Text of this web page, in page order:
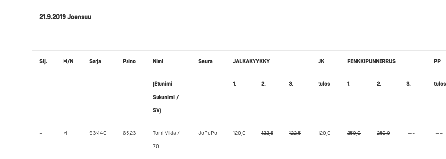
21.9.2019 Joensuu
Sij. M/N Sarja Paino Nimi Seura JALKAKYYKKY JK PENKKIPUNNERRUS PP
(Etunimi
Sukunimi /
SV)
1. 2. 3. tulos 1. 2. 3. tulos
– M 93M40 85,23 Tomi Vikla /
70
JoPuPo 120,0 122,5 122,5 120,0 250,0 250,0 —– —–